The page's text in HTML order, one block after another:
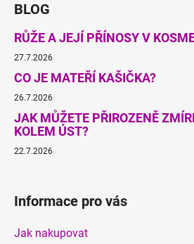
BLOG
RŮŽE A JEJÍ PŘÍNOSY V
27.7.2026
CO JE MATEŘÍ KAŠIČKA?
26.7.2026
JAK MŮŽETE PŘIROZENĚ
KOLEM ÚST?
22.7.2026
Informace pro vás
Jak nakupovat